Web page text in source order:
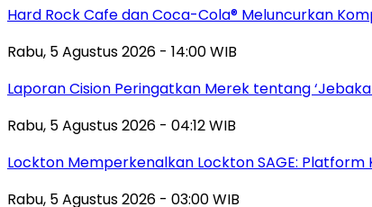
Hard Rock Cafe dan Coca-Cola® Meluncurkan
Rabu, 5 Agustus 2026 - 14:00 WIB
Laporan Cision Peringatkan Merek tentang
Rabu, 5 Agustus 2026 - 04:12 WIB
Lockton Memperkenalkan Lockton SAGE:
Rabu, 5 Agustus 2026 - 03:00 WIB